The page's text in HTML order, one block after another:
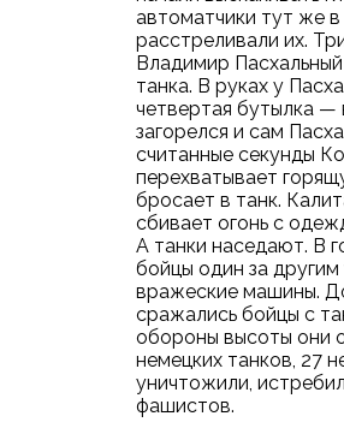
автоматчики тут же
расстреливали их.
Владимир
танка. В руках у
четвертая бутылка —
загорелся и сам
считанные секунды
перехватывает
бросает в танк.
сбивает огонь с
А танки наседают. В
бойцы один за
вражеские машины.
сражались бойцы с
обороны высоты они
немецких танков, 27
уничтожили,
фашистов.